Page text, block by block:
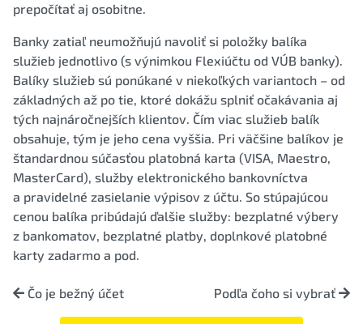
prepočítať aj osobitne.
Banky zatiaľ neumožňujú navoliť si položky balíka
služieb jednotlivo (s výnimkou Flexiúčtu od VÚB banky).
Balíky služieb sú ponúkané v niekoľkých variantoch – od
základných až po tie, ktoré dokážu splniť očakávania aj
tých najnáročnejších klientov. Čím viac služieb balík
obsahuje, tým je jeho cena vyššia. Pri väčšine balíkov je
štandardnou súčasťou platobná karta (VISA, Maestro,
MasterCard), služby elektronického bankovníctva
a pravidelné zasielanie výpisov z účtu. So stúpajúcou
cenou balíka pribúdajú ďalšie služby: bezplatné výbery
z bankomatov, bezplatné platby, doplnkové platobné
karty zadarmo a pod.
Čo je bežný účet Podľa čoho si vybrať